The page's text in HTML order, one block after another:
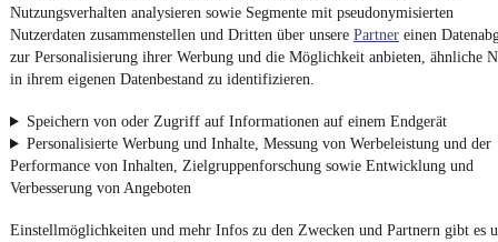
Nutzungsverhalten analysieren sowie Segmente mit pseudonymisierten
Nutzerdaten zusammenstellen und Dritten über unsere Partner einen
zur Personalisierung ihrer Werbung und die Möglichkeit anbieten, ähnliche
in ihrem eigenen Datenbestand zu identifizieren.
Speichern von oder Zugriff auf Informationen auf einem Endgerät
Personalisierte Werbung und Inhalte, Messung von Werbeleistung und der
Performance von Inhalten, Zielgruppenforschung sowie Entwicklung und
Verbesserung von Angeboten
Einstellmöglichkeiten und mehr Infos zu den Zwecken und Partnern gibt es
Noch mehrneue Autosunterschiedlicher Marken, auch als
Leasing-Angebote, gibt es bei mobile.de